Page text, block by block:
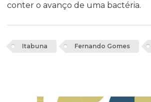
conter o avanço de uma bactéria.
Itabuna Fernando Gomes